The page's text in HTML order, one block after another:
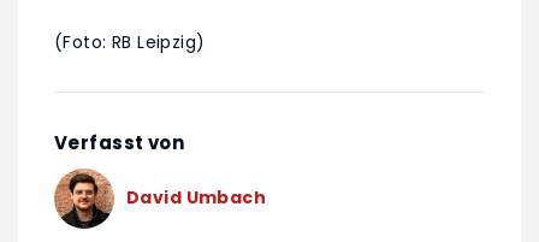
(Foto: RB Leipzig)
Verfasst von
David Umbach